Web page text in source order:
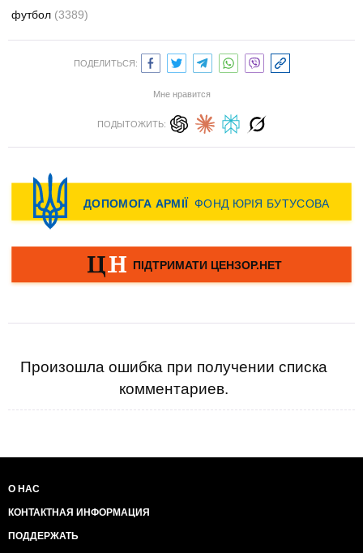
футбол (3389)
ПОДЕЛИТЬСЯ:
Мне нравится
ПОДЫТОЖИТЬ:
Произошла ошибка при получении списка
комментариев.
О НАС
КОНТАКТНАЯ ИНФОРМАЦИЯ
ПОДДЕРЖАТЬ